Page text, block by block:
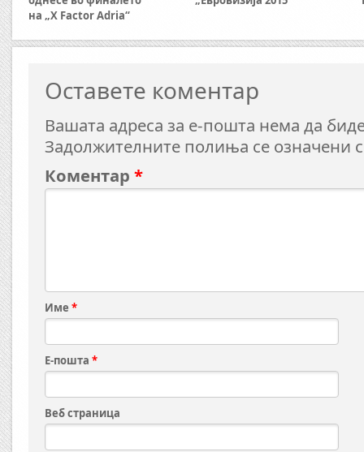
на „X Factor Adria“
Оставете коментар
Вашата адреса за е-пошта нема да
Задолжителните полиња се означени
Коментар *
Име *
Е-пошта *
Веб страница